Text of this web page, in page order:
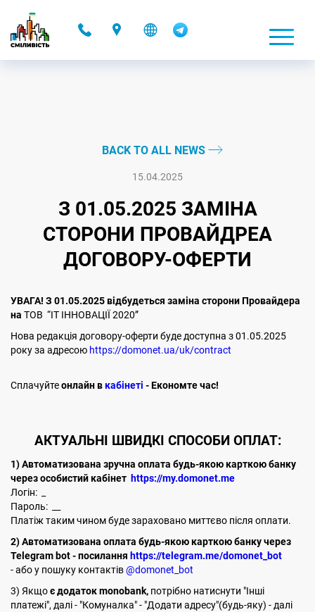
BACK TO ALL NEWS
15.04.2025
З 01.05.2025 ЗАМІНА
СТОРОНИ ПРОВАЙДРЕА
ДОГОВОРУ-ОФЕРТИ
УВАГА! З 01.05.2025 відбудеться заміна сторони Провайдера
на ТОВ “ІТ ІННОВАЦІЇ 2020”
Нова редакція договору-оферти буде доступна з 01.05.2025
року за адресою https://domonet.ua/uk/contract
Cплачуйтеонлайн вкабінеті - Економте час!
АКТУАЛЬНІ ШВИДКІ СПОСОБИ ОПЛАТ:
1) Автоматизована зручна оплата будь-якою карткою банку
через особистий кабінет https://my.domonet.me
Логін: _
Пароль: __
Платіж таким чином буде зараховано миттєво після оплати.
2) Автоматизована оплата будь-якою карткою банку через
Telegram bot - посилання https://telegram.me/domonet_bot
- або у пошуку контактів@domonet_bot
3) Якщоє додаток monobank, потрібно натиснути "Інші
платежі", далі - "Комуналка" - "Додати адресу"(будь-яку) - далі